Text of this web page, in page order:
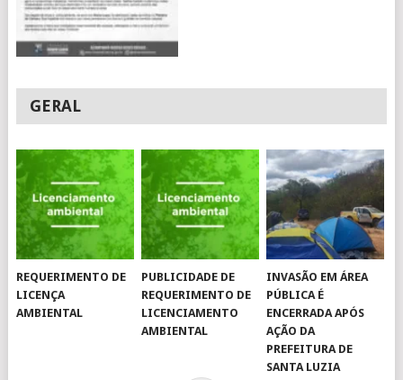
GERAL
REQUERIMENTO DE
LICENÇA
AMBIENTAL
PUBLICIDADE DE
REQUERIMENTO DE
LICENCIAMENTO
AMBIENTAL
INVASÃO EM ÁREA
PÚBLICA É
ENCERRADA APÓS
AÇÃO DA
PREFEITURA DE
SANTA LUZIA